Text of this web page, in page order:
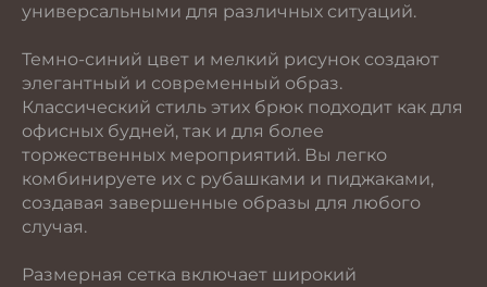
универсальными для различных ситуаций.
Темно-синий цвет и мелкий рисунок создают
элегантный и современный образ.
Классический стиль этих брюк подходит как для
офисных будней, так и для более
торжественных мероприятий. Вы легко
комбинируете их с рубашками и пиджаками,
создавая завершенные образы для любого
случая.
Размерная сетка включает широкий